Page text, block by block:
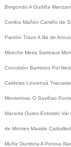
Bergondo A Gudiña
Comba Mañón Camiño de
Pantón Trazo A Illa de
Moeche Meira Sarreaus
Corcubión Barreiros Pol
Caldelas Lourenzá
Monterroso O Saviñao
Maceda Outes Entroido Val
de Montes Maside
Muñiz Dumbría A Peroxa